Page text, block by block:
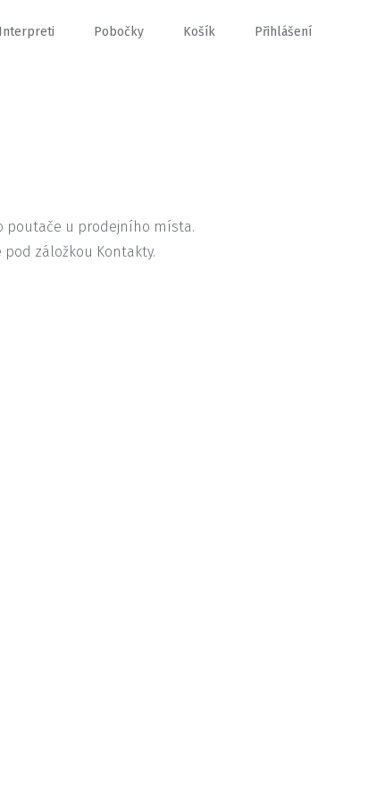
Interpreti Pobočky Košík Přihlášení
poutače u prodejního místa.
záložkou Kontakty.